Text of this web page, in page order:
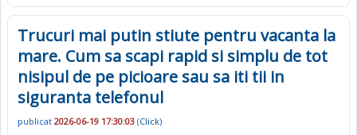
Trucuri mai putin stiute pentru vacanta la
mare. Cum sa scapi rapid si simplu de tot
nisipul de pe picioare sau sa iti tii in
siguranta telefonul
publicat 2026-06-19 17:30:03 (Click)